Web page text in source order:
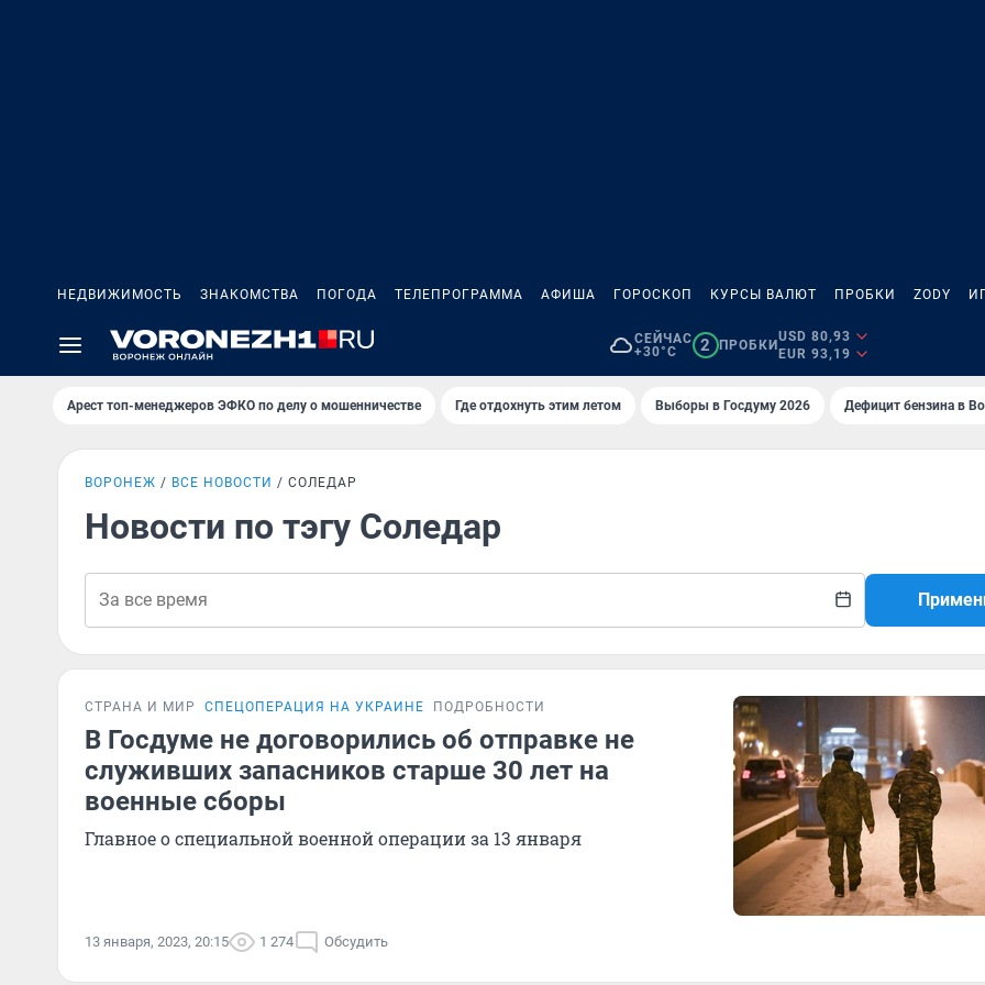
НЕДВИЖИМОСТЬ ЗНАКОМСТВА ПОГОДА ТЕЛЕПРОГРАММА АФИША ГОРОСКОП КУРСЫ ВАЛЮТ ПРОБКИ ZODY
СЕЙЧАС
+30°C
2 ПРОБКИ
USD 80,93
EUR 93,19
Арест топ-менеджеров ЭФКО по делу о мошенничестве Где отдохнуть этим летом Выборы в Госдуму 2026 Дефицит бензина в
ВОРОНЕЖ ВСЕ НОВОСТИ СОЛЕДАР
Новости по тэгу Соледар
СТРАНА И МИР СПЕЦОПЕРАЦИЯ НА УКРАИНЕ ПОДРОБНОСТИ
В Госдуме не договорились об отправке не
служивших запасников старше 30 лет на
военные сборы
Главное о специальной военной операции за 13 января
13 января, 2023, 20:15 1 274 Обсудить